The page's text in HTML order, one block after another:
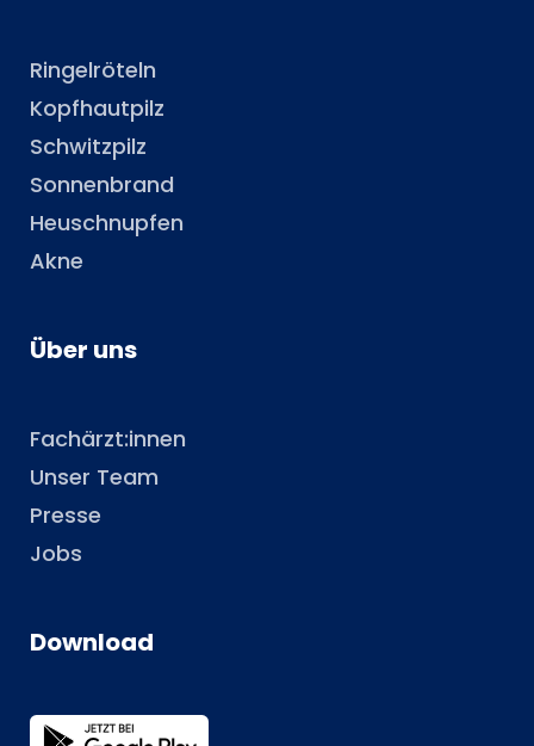
Ringelröteln
Kopfhautpilz
Schwitzpilz
Sonnenbrand
Heuschnupfen
Akne
Über uns
Fachärzt:innen
Unser Team
Presse
Jobs
Download